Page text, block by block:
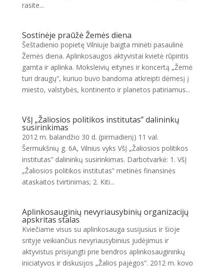
rasite...
Sostinėje praūžė Žemės diena
Šeštadienio popietę Vilniuje baigta minėti pasaulinė
Žemės diena. Aplinkosaugos aktyvistai kvietė rūpintis
gamta ir aplinka. Moksleivių eitynes ir koncertą „Žemė
turi draugų“, kuriuo buvo bandoma atkreipti dėmesį į
miesto, valstybės, kontinento ir planetos patiriamus...
VšĮ „Žaliosios politikos institutas” dalininkų
susirinkimas
2012 m. balandžio 30 d. (pirmadienį) 11 val.
Šermukšnių g. 6A, Vilnius vyks VšĮ „Žaliosios politikos
institutas” dalininkų susirinkimas. Darbotvarkė: 1. VšĮ
„Žaliosios politikos institutas” metinės finansinės
ataskaitos tvirtinimas; 2. Kiti...
Aplinkosauginių nevyriausybinių organizacijų
apskritas stalas
Kviečiame visus su aplinkosauga susijusius ir šioje
srityje veikiančius nevyriausybinius judėjimus ir
aktyvistus prisijungti prie bendros aplinkosaugininkų
iniciatyvos ir diskusijos „Žalios pajėgos”. 2012 m. kovo